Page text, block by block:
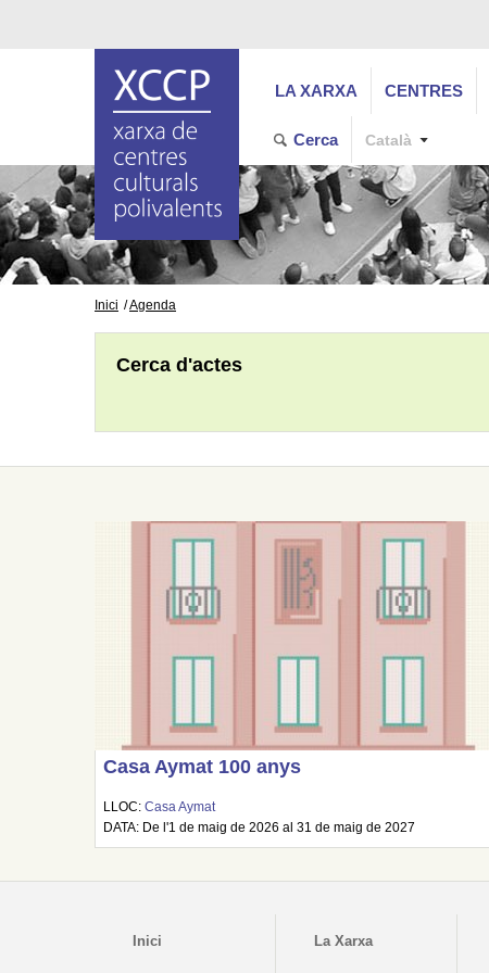
LA XARXA CENTRES
Cerca Català
Inici Agenda
Cerca d'actes
Casa Aymat 100 anys
LLOC:Casa Aymat
DATA: De l'1 de maig de 2026 al 31 de maig de 2027
Inici La Xarxa